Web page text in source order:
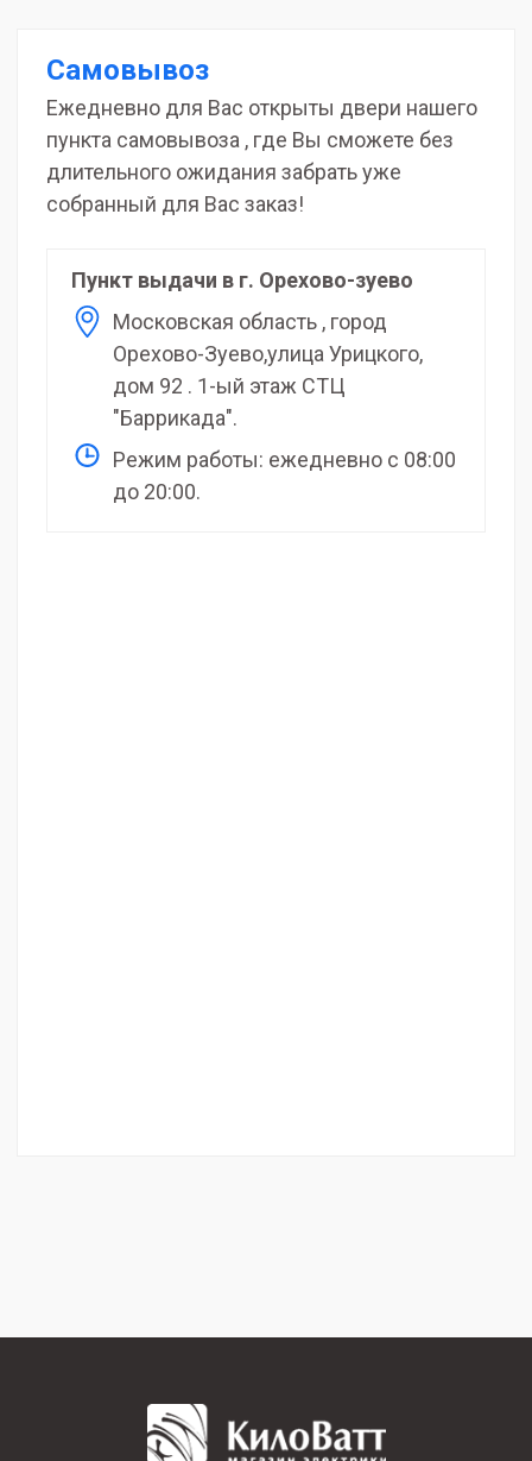
Самовывоз
Ежедневно для Вас открыты двери нашего
пункта самовывоза , где Вы сможете без
длительного ожидания забрать уже
собранный для Вас заказ!
Пункт выдачи в г. Орехово-зуево
Московская область , город
Орехово-Зуево,улица Урицкого,
дом 92 . 1-ый этаж СТЦ
"Баррикада".
Режим работы: ежедневно с 08:00
до 20:00.